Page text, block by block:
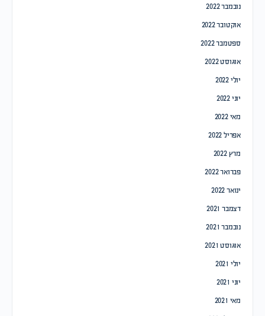
נובמבר 2022
אוקטובר 2022
ספטמבר 2022
אוגוסט 2022
יולי 2022
יוני 2022
מאי 2022
אפריל 2022
מרץ 2022
פברואר 2022
ינואר 2022
דצמבר 2021
נובמבר 2021
אוגוסט 2021
יולי 2021
יוני 2021
מאי 2021